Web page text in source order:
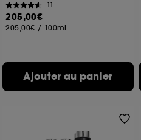
11
205,00€
205,00€ / 100ml
Ajouter au panier